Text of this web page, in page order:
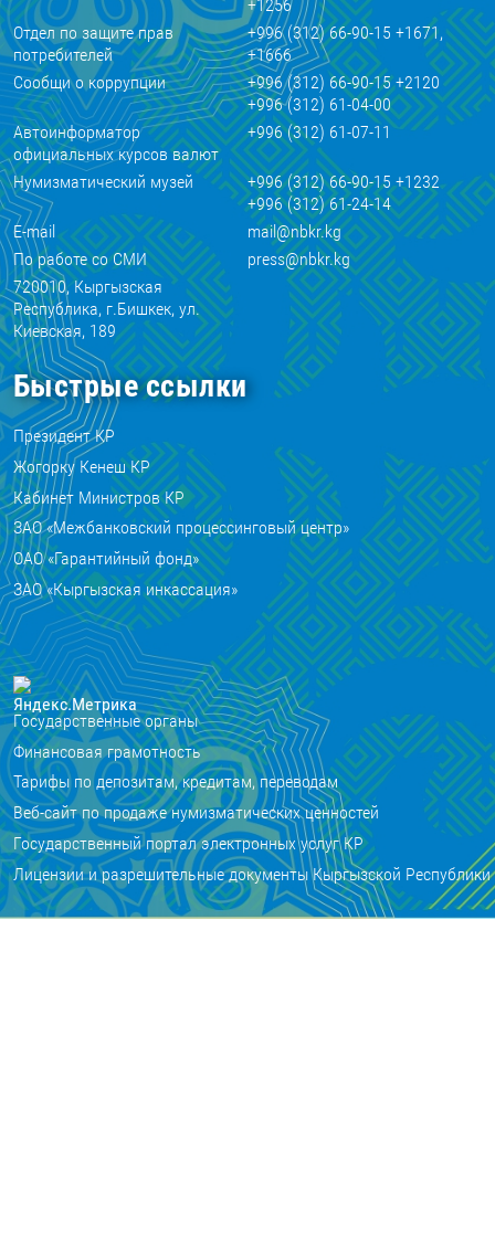
+1256
Отдел по защите прав
потребителей
+996 (312) 66-90-15 +1671,
+1666
Сообщи о коррупции
+996 (312) 66-90-15 +2120
+996 (312) 61-04-00
Автоинформатор
официальных курсов валют
+996 (312) 61-07-11
Нумизматический музей
+996 (312) 66-90-15 +1232
+996 (312) 61-24-14
E-mail
mail@nbkr.kg
По работе со СМИ
press@nbkr.kg
720010, Кыргызская
Республика, г.Бишкек, ул.
Киевская, 189
Быстрые ссылки
Президент КР
Жогорку Кенеш КР
Кабинет Министров КР
ЗАО «Межбанковский процессинговый центр»
ОАО «Гарантийный фонд»
ЗАО «Кыргызская инкассация»
Государственные органы
Финансовая грамотность
Тарифы по депозитам, кредитам, переводам
Веб-сайт по продаже нумизматических ценностей
Государственный портал электронных услуг КР
Лицензии и разрешительные документы Кыргызской Республики